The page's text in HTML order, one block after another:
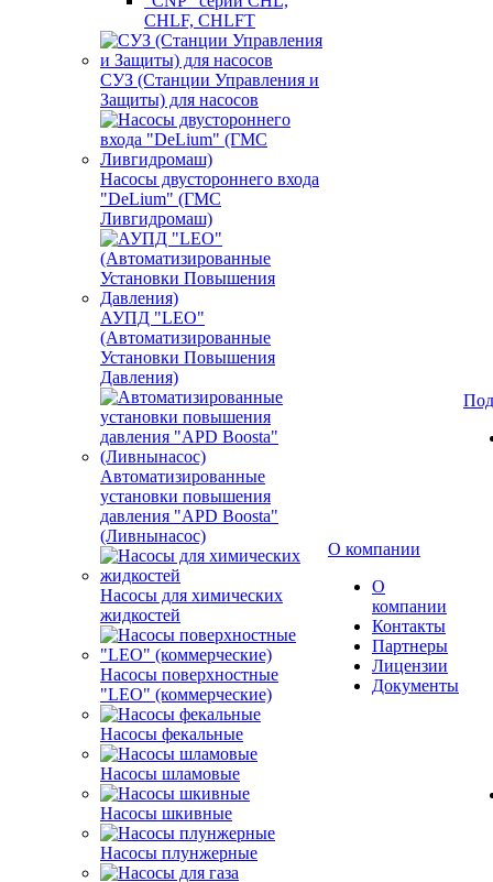
CHLF, CHLFT
СУЗ (Станции Управления и
Защиты) для насосов
Насосы двустороннего входа
"DeLium" (ГМС
Ливгидромаш)
АУПД "LEO"
(Автоматизированные
Установки Повышения
Давления)
Автоматизированные
установки повышения
давления "APD Boosta"
(Ливнынасос)
Насосы для химических
жидкостей
Насосы поверхностные
"LEO" (коммерческие)
Насосы фекальные
Насосы шламовые
Насосы шкивные
Насосы плунжерные
О компании
О
компании
Контакты
Партнеры
Лицензии
Документы